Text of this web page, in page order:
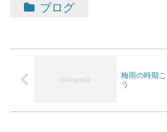
ブログ
梅雨の時期
う